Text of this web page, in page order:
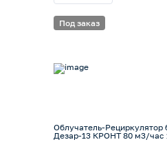
Под заказ
Облучатель-Рециркулятор
Дезар-13 КРОНТ 80 м3/час